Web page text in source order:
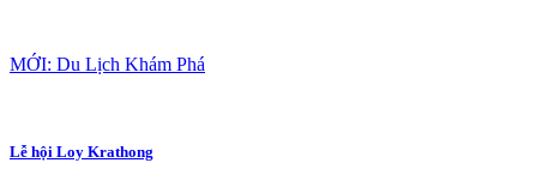
MỚI: Du Lịch Khám Phá
Lễ hội Loy Krathong